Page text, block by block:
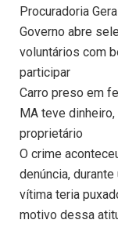
Procuradoria
Governo abre
voluntários com
participar
Carro preso em
MA teve
proprietário
O crime
denúncia,
vítima teria
motivo dessa